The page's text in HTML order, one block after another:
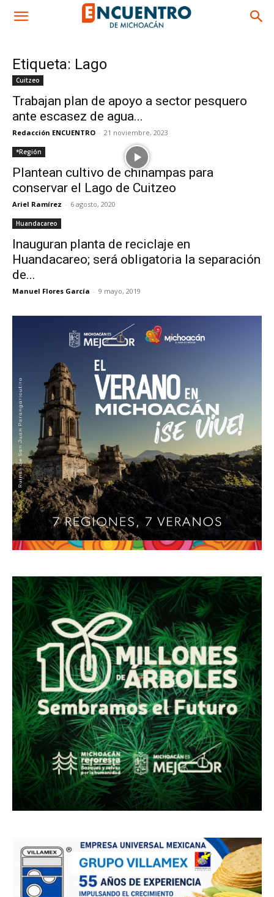
Etiqueta: Lago
Cuitzeo
Trabajan plan de apoyo a sector pesquero
ante escasez de agua...
Redacción ENCUENTRO - 21 noviembre, 2023
*Región
Plantean cultivo de chinampas para
conservar el Lago de Cuitzeo
Ariel Ramírez - 6 agosto, 2020
Huandacareo
Inauguran planta de reciclaje en
Huandacareo; será obligatoria la separación
de...
Manuel Flores García - 9 mayo, 2019